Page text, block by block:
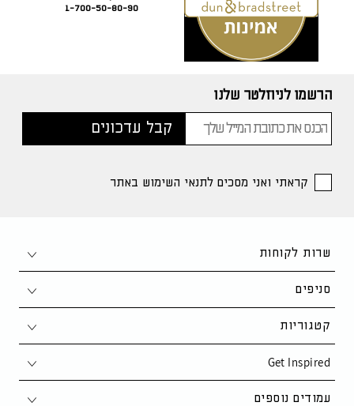
1-700-50-80-90
הרשמו לניוזלטר שלנו
קראתי ואני מסכים לתנאי השימוש באתר
שרות לקוחות
צור קשר
1-700-50-80-90
support@kaza.co.il
שאלות ותשובות
סניפים
חיפה
פתח תקווה
נתניה
קטגוריות
סלון
פינת אוכל
Get Inspired
סקנדינבי
עמודים נוספים